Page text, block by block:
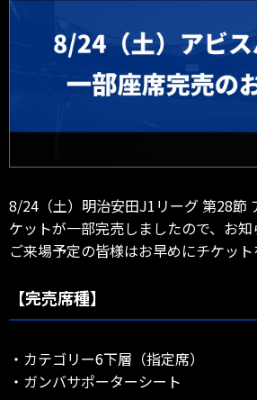
8/24（土）明治安田J1リーグ 第28節
ケットが一部完売しましたので、お知
ご来場予定の皆様はお早めにチケット
【完売席種】
・カテゴリー6下層（指定席）
・ガンバサポーターシート